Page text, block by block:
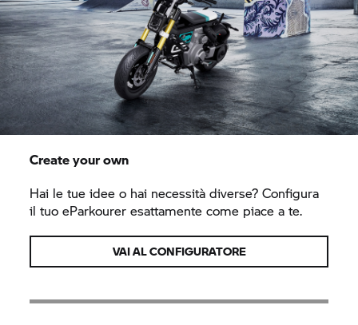
Create your own
Hai le tue idee o hai necessità diverse? Configura
il tuo eParkourer esattamente come piace a te.
VAI AL CONFIGURATORE